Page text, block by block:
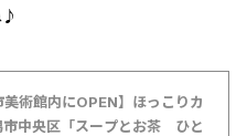
♪
美術館内にOPEN】ほっこりカ
中央区「スープとお茶 ひと